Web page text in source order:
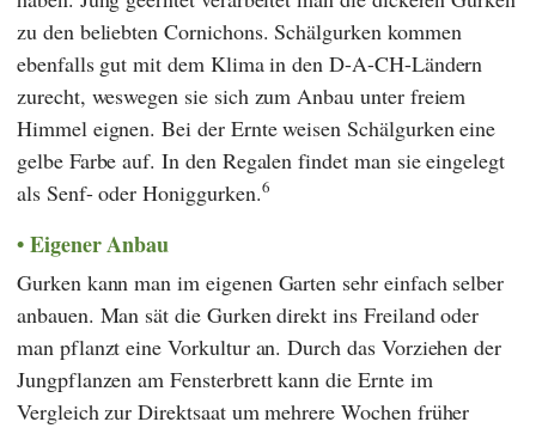
zu den beliebten Cornichons. Schälgurken kommen
ebenfalls gut mit dem Klima in den D-A-CH-Ländern
zurecht, weswegen sie sich zum Anbau unter freiem
Himmel eignen. Bei der Ernte weisen Schälgurken eine
gelbe Farbe auf. In den Regalen findet man sie eingelegt
als Senf- oder Honiggurken.6
Eigener Anbau
Gurken kann man im eigenen Garten sehr einfach selber
anbauen. Man sät die Gurken direkt ins Freiland oder
man pflanzt eine Vorkultur an. Durch das Vorziehen der
Jungpflanzen am Fensterbrett kann die Ernte im
Vergleich zur Direktsaat um mehrere Wochen früher